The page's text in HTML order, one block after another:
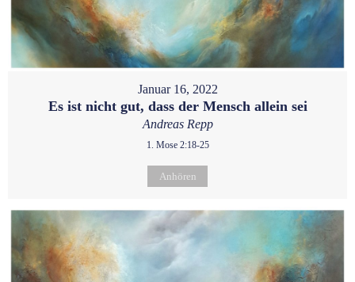
Januar 16, 2022
Es ist nicht gut, dass der Mensch allein sei
Andreas Repp
1. Mose 2:18-25
Anhören